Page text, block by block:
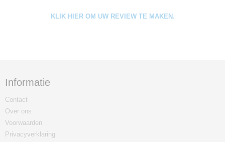
KLIK HIER OM UW REVIEW TE MAKEN.
Informatie
Contact
Over ons
Voorwaarden
Privacyverklaring